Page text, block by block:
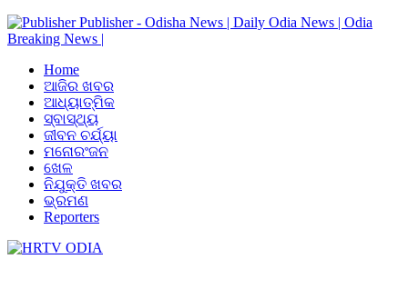
Publisher - Odisha News | Daily Odia News | Odia
Breaking News |
Home
ଆଜିର ଖବର
ଆଧ୍ୟାତ୍ମିକ
ସ୍ବାସ୍ଥ୍ୟ
ଜୀବନ ଚର୍ଯ୍ୟା
ମନୋରଂଜନ
ଖେଳ
ନିଯୁକ୍ତି ଖବର
ଭ୍ରମଣ
Reporters